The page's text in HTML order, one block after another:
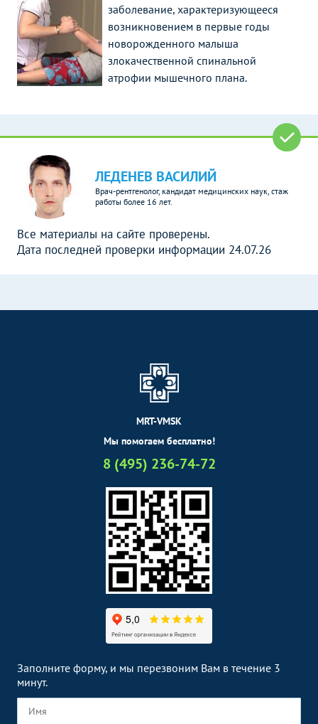
заболевание, характеризующееся
возникновением в первые годы
новорожденного малыша
злокачественной спинальной
атрофии мышечного плана.
ЛЕДЕНЕВ ВАСИЛИЙ
Врач-рентгенолог, кандидат медицинских наук, стаж
работы более 16 лет.
Все материалы на сайте проверены.
Дата последней проверки информации 24.07.26
MRT-VMSK
Мы помогаем бесплатно!
8 (495) 236-74-72
Заполните форму, и мы перезвоним Вам в течение 3
минут.